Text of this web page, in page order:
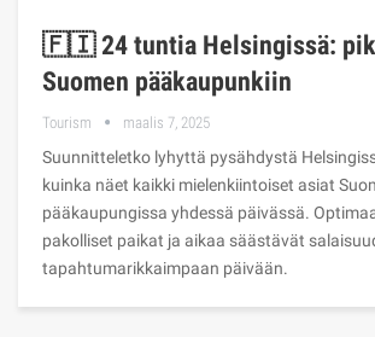
🇫🇮 24 tuntia Helsingissä:
Suomen pääkaupunkiin
Tourism maalis 7, 2025
Suunnitteletko lyhyttä pysähdystä
kuinka näet kaikki mielenkiintoiset asiat
pääkaupungissa yhdessä päivässä.
pakolliset paikat ja aikaa säästävät
tapahtumarikkaimpaan päivään.